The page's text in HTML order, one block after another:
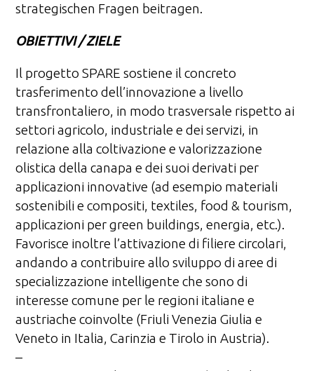
strategischen Fragen beitragen.
OBIETTIVI / ZIELE
Il progetto SPARE sostiene il concreto
trasferimento dell’innovazione a livello
transfrontaliero, in modo trasversale rispetto ai
settori agricolo, industriale e dei servizi, in
relazione alla coltivazione e valorizzazione
olistica della canapa e dei suoi derivati per
applicazioni innovative (ad esempio materiali
sostenibili e compositi, textiles, food & tourism,
applicazioni per green buildings, energia, etc.).
Favorisce inoltre l’attivazione di filiere circolari,
andando a contribuire allo sviluppo di aree di
specializzazione intelligente che sono di
interesse comune per le regioni italiane e
austriache coinvolte (Friuli Venezia Giulia e
Veneto in Italia, Carinzia e Tirolo in Austria).
–